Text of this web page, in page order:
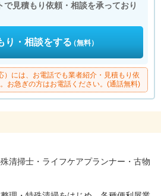
見積もり依頼・相談を承っており
り・相談をする（無料）
）には、お電話でも業者紹介・見積もり依
お急ぎの方はお電話ください。(通話無料)
清掃士・ライフケアプランナー・古物